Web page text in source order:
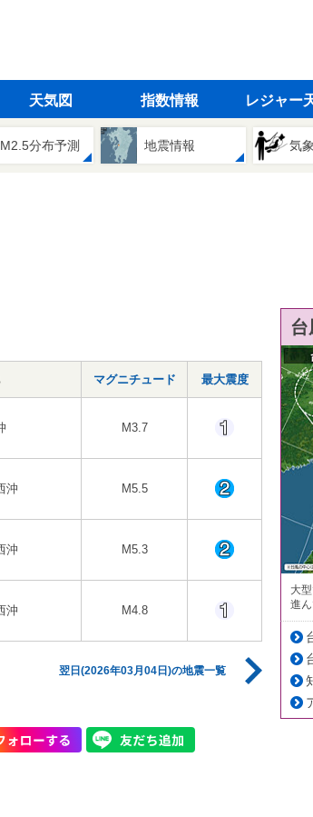
天気図 指数情報 レジャー
分布予測 地震情報 気
マグニチュード 最大震度
M3.7
沖 M5.5
沖 M5.3
沖 M4.8
翌日(2026年03月04日)の地震一覧
大
進